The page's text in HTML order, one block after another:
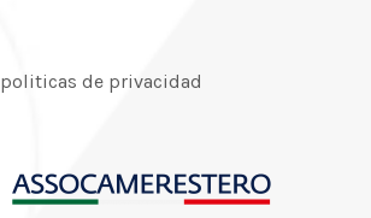
politicas de privacidad